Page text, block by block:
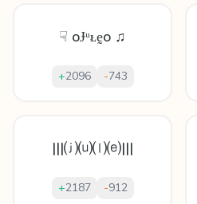
☟ oɈᵘᴌḛo ♫
+2096 -743
|||⒥⒰⒧⒠|||
+2187 -912